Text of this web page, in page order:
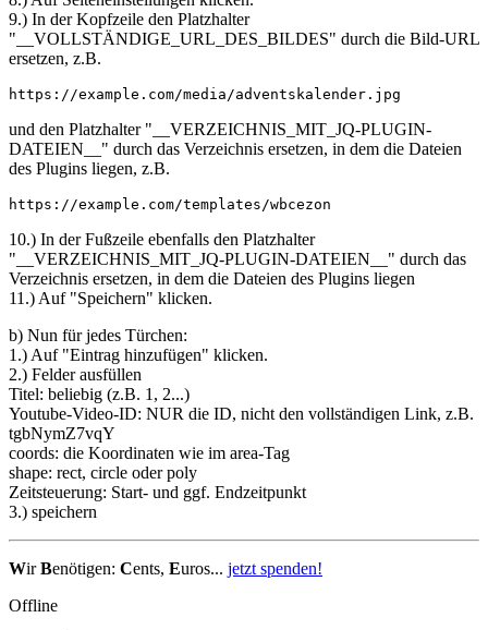
9.) In der Kopfzeile den Platzhalter
"__VOLLSTÄNDIGE_URL_DES_BILDES" durch die Bild-URL
ersetzen, z.B.
https://example.com/media/adventskalender.jpg
und den Platzhalter "__VERZEICHNIS_MIT_JQ-PLUGIN-
DATEIEN__" durch das Verzeichnis ersetzen, in dem die Dateien
des Plugins liegen, z.B.
https://example.com/templates/wbcezon
10.) In der Fußzeile ebenfalls den Platzhalter
"__VERZEICHNIS_MIT_JQ-PLUGIN-DATEIEN__" durch das
Verzeichnis ersetzen, in dem die Dateien des Plugins liegen
11.) Auf "Speichern" klicken.
b) Nun für jedes Türchen:
1.) Auf "Eintrag hinzufügen" klicken.
2.) Felder ausfüllen
Titel: beliebig (z.B. 1, 2...)
Youtube-Video-ID: NUR die ID, nicht den vollständigen Link, z.B.
tgbNymZ7vqY
coords: die Koordinaten wie im area-Tag
shape: rect, circle oder poly
Zeitsteuerung: Start- und ggf. Endzeitpunkt
3.) speichern
WirBenötigen: Cents, Euros... jetzt spenden!
Offline